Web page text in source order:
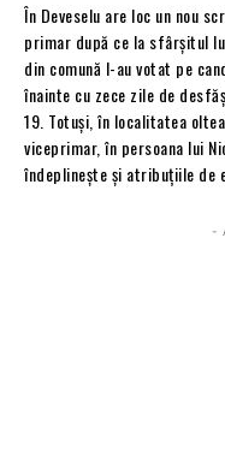
În Deveselu are loc un nou
primar după ce la sfârşitul
din comună l-au votat pe
înainte cu zece zile de
19. Totuşi, în localitatea
viceprimar, în persoana lui
îndeplineşte şi atribuţiile de
-